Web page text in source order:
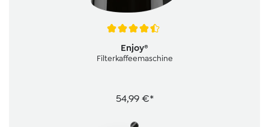
Durchschnittliche Bewertung von 4.6 von 5 Sternen
Enjoy®
Filterkaffeemaschine
54,99 €*